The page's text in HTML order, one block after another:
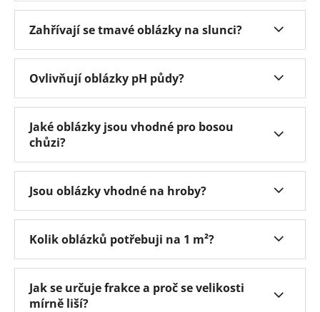
Zahřívají se tmavé oblázky na slunci?
Ovlivňují oblázky pH půdy?
Jaké oblázky jsou vhodné pro bosou
chůzi?
Jsou oblázky vhodné na hroby?
Kolik oblázků potřebuji na 1 m²?
Jak se určuje frakce a proč se velikosti
mírně liší?